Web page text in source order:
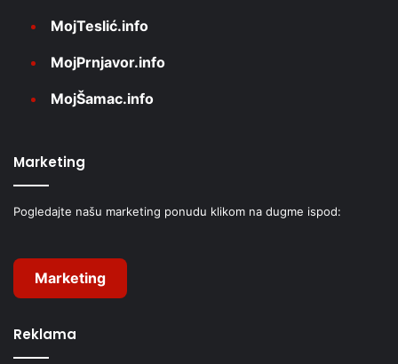
MojTeslić.info
MojPrnjavor.info
MojŠamac.info
Marketing
Pogledajte našu marketing ponudu klikom na dugme ispod:
Marketing
Reklama